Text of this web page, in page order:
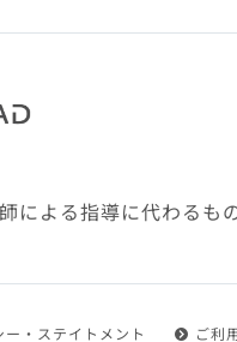
の示す利用環境に適合し
ない場合があることを予
が生じた場合には、その都
よる指導に代わるも
ー・ステイトメント ご利